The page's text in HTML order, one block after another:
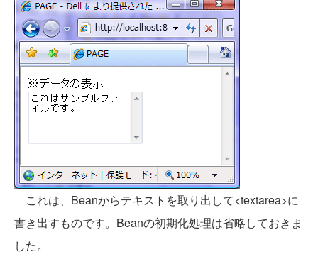
これは、Beanからテキストを取り出して<textarea>に
書き出すものです。Beanの初期化処理は省略しておきま
した。